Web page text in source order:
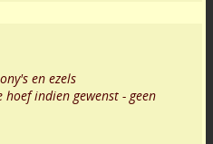
en ezels
indien gewenst - geen